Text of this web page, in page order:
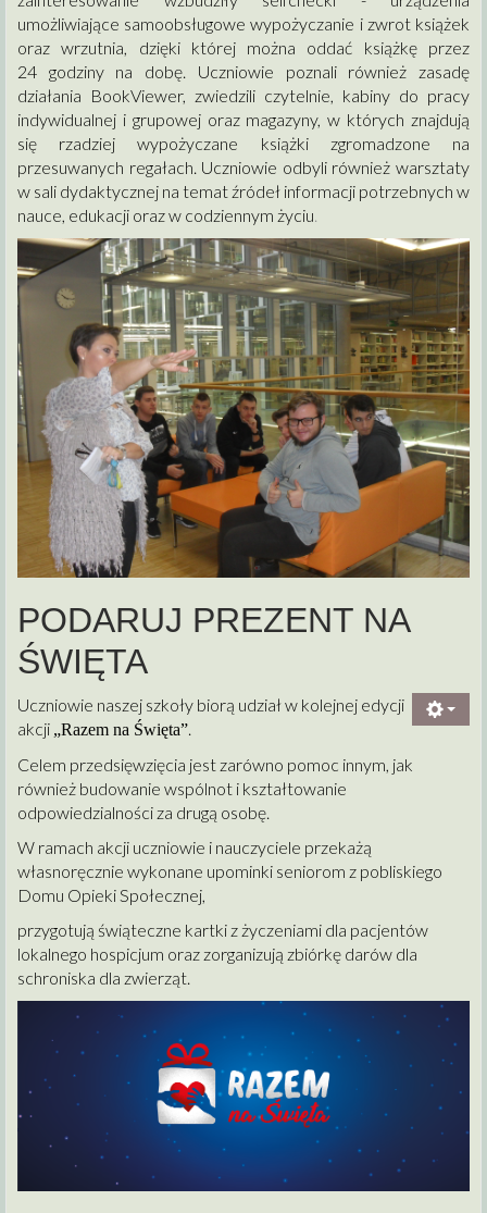
umożliwiające samoobsługowe wypożyczanie i zwrot książek
oraz wrzutnia, dzięki której można oddać książkę przez
24 godziny na dobę. Uczniowie poznali również zasadę
działania BookViewer, zwiedzili czytelnie, kabiny do pracy
indywidualnej i grupowej oraz magazyny, w których znajdują
się rzadziej wypożyczane książki zgromadzone na
przesuwanych regałach. Uczniowie odbyli również warsztaty
w sali dydaktycznej na temat źródeł informacji potrzebnych w
nauce, edukacji oraz w codziennym życiu
PODARUJ PREZENT NA
ŚWIĘTA
Uczniowie naszej szkoły biorą udział w kolejnej edycji
akcji „Razem na Święta”
Celem przedsięwzięcia jest zarówno pomoc innym, jak
również budowanie wspólnot i kształtowanie
odpowiedzialności za drugą osobę.
W ramach akcji uczniowie i nauczyciele przekażą
własnoręcznie wykonane upominki seniorom z pobliskiego
Domu Opieki Społecznej,
przygotują świąteczne kartki z życzeniami dla pacjentów
lokalnego hospicjum oraz zorganizują zbiórkę darów dla
schroniska dla zwierząt.